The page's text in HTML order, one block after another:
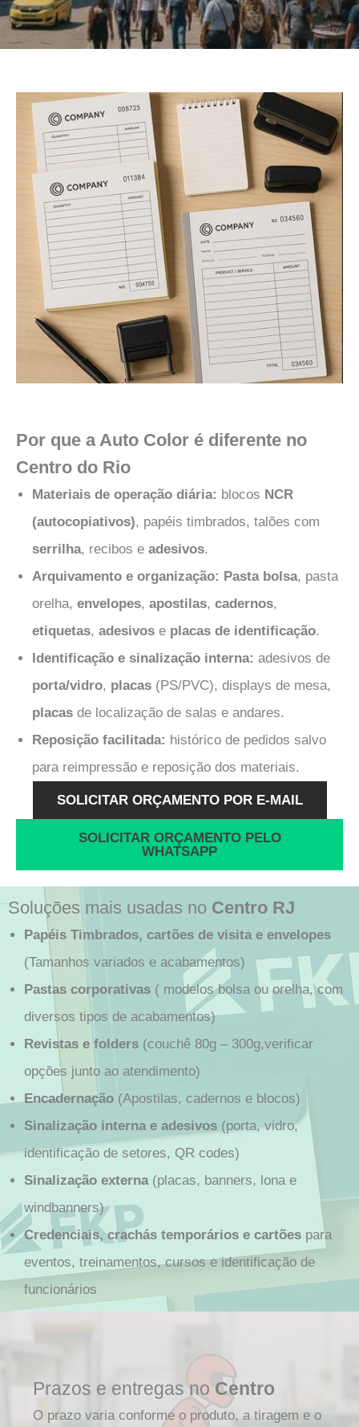
Por que a Auto Color é diferente no
Centro do Rio
Materiais de operação diária: blocos NCR
(autocopiativos), papéis timbrados, talões com
serrilha, recibos e adesivos.
Arquivamento e organização: Pasta bolsa, pasta
orelha, envelopes, apostilas, cadernos,
etiquetas, adesivos e placas de identificação.
Identificação e sinalização interna: adesivos de
porta/vidro, placas (PS/PVC), displays de mesa,
placas de localização de salas e andares.
Reposição facilitada: histórico de pedidos salvo
para reimpressão e reposição dos materiais.
SOLICITAR ORÇAMENTO POR E-MAIL
SOLICITAR ORÇAMENTO PELO
WHATSAPP
Soluções mais usadas no Centro RJ
Papéis Timbrados, cartões de visita e envelopes
(Tamanhos variados e acabamentos)
Pastas corporativas ( modelos bolsa ou orelha, com
diversos tipos de acabamentos)
Revistas e folders (couchê 80g – 300g,verificar
opções junto ao atendimento)
Encadernação (Apostilas, cadernos e blocos)
Sinalização interna e adesivos (porta, vidro,
identificação de setores, QR codes)
Sinalização externa (placas, banners, lona e
windbanners)
Credenciais, crachás temporários e cartões para
eventos, treinamentos, cursos e identificação de
funcionários
Prazos e entregas noCentro
O prazo varia conforme o produto, a tiragem e o